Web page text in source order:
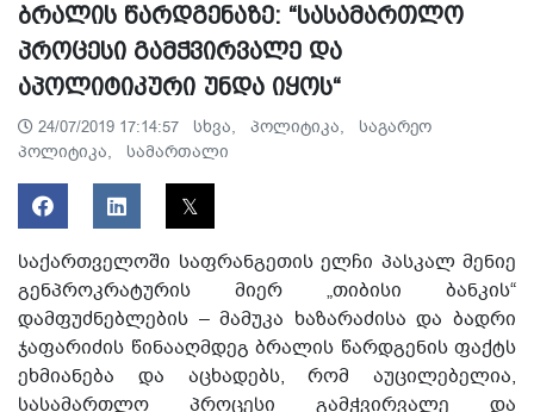
ბრალის წარდგენაზე: “სასამართლო
პროცესი გამჭვირვალე და
აპოლიტიკური უნდა იყოს“
24/07/2019 17:14:57 სხვა, პოლიტიკა,
საგარეო
პოლიტიკა,
სამართალი
საქართველოში საფრანგეთის ელჩი პასკალ მენიე
გენპროკრატურის მიერ „თიბისი ბანკის“
დამფუძნებლების – მამუკა ხაზარაძისა და ბადრი
ჯაფარიძის წინააღმდეგ ბრალის წარდგენის ფაქტს
ეხმიანება და აცხადებს, რომ აუცილებელია,
სასამართლო პროცესი გამჭვირვალე და